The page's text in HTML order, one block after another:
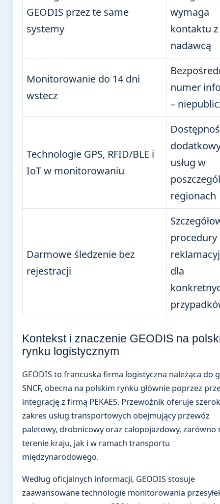
GEODIS przez te same
systemy
wymaga
kontaktu z
nadawcą
Monitorowanie do 14 dni
wstecz
numer
–
Technologie GPS, RFID/BLE i
IoT w monitorowaniu
usług w
regionach
Darmowe śledzenie bez
rejestracji
procedury
dla
Kontekst i znaczenie GEODIS na
rynku logistycznym
GEODIS to francuska firma logistyczna należąca do
SNCF, obecna na polskim rynku głównie poprzez
integrację z firmą PEKAES. Przewoźnik oferuje
zakres usług transportowych obejmujący przewóz
paletowy, drobnicowy oraz całopojazdowy, zarówno
terenie kraju, jak i w ramach transportu
międzynarodowego.
Według oficjalnych informacji, GEODIS stosuje
zaawansowane technologie monitorowania